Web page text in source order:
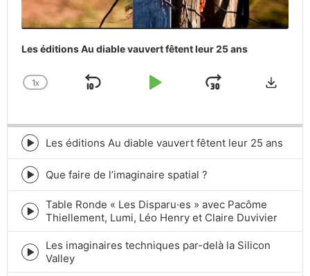
Les éditions Au diable vauvert fêtent leur 25 ans
CHANGE
1X
SKIP
PLAY
JUMP
Episode
play
icon
Les éditions Au diable vauvert fêtent leur 25 ans
Episode
play
icon
Que faire de l’imaginaire spatial ?
Episode
play
icon
Table Ronde « Les Disparu·es » avec Pacôme
Thiellement, Lumi, Léo Henry et Claire Duvivier
Episode
play
Les imaginaires techniques par-delà la Silicon
Valley